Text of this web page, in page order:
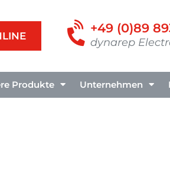
+49 (0)89
dynarep
Produkte Unternehmen